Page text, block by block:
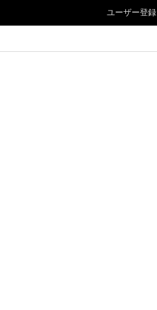
ユーザー登録